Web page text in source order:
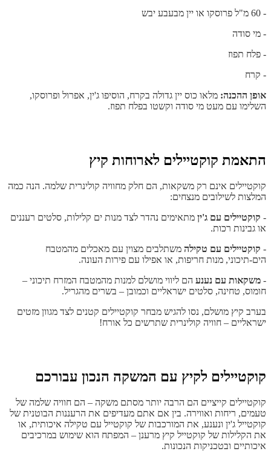
- 60 מ"ל פרוסקו או יין מבעבע יבש
- מי סודה
- פלח תפוז
- קרח
אופן ההכנה: מלאו כוס יין גדולה בקרח, הוסיפו ג'ין, אפרול ופרוסקו,
השלימו עם מעט מי סודה וקשטו בפלח תפוז.
התאמת קוקטיילים לארוחות קיץ
קוקטיילים אינם רק משקאות, הם חלק מחוויה קולינרית שלמה. הנה כמה
המלצות לשילובים מנצחים:
- קוקטיילים עם ג'ין מתאימים נהדר לצד מנות ים קלילות, סלטים רעננים
או גבינות רכות.
- קוקטיילים עם טקילה משתלבים מצוין עם מאכלים מהמטבח
הים-תיכוני, מנות חריפות, או אפילו עם פירות העונה.
- משקאות עם נענע הם ליווי מושלם למנות מהמטבח המזרח תיכוני –
חומוס, טחינה, סלטים ישראליים וכמובן – בשרים מהגריל.
בערב קיץ מושלם, נסו להגיש מבחר קוקטיילים קטנים לצד מגוון מזטים
ישראליים – חוויה קולינרית שתרשים כל אורח!
קוקטיילים לקיץ עם המשקה הנכון עבורכם
קוקטיילים קייציים הם הרבה יותר מסתם משקה – הם חוויה שלמה של
טעמים, ריחות ואווירה. בין אם אתם מעדיפים את הרעננות הבוטנית של
קוקטייל ג'ין ונענע, את המורכבות של קוקטייל עם טקילה איכותית, או
את הקלילות של קוקטייל קיץ מרענן – המפתח הוא שימוש במרכיבים
איכותיים ובטכניקות הנכונות.